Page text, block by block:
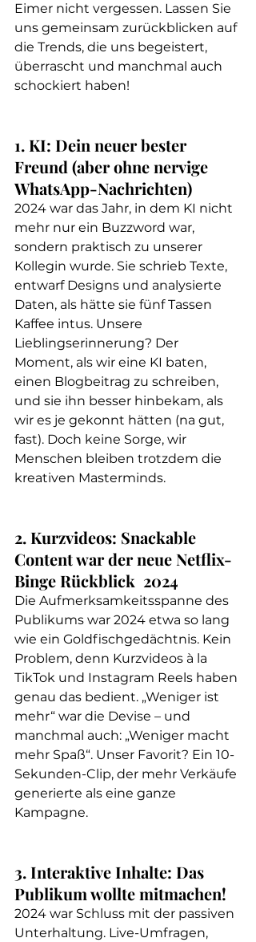
Eimer nicht vergessen. Lassen Sie
uns gemeinsam zurückblicken auf
die Trends, die uns begeistert,
überrascht und manchmal auch
schockiert haben!
1. KI: Dein neuer bester
Freund (aber ohne nervige
WhatsApp-Nachrichten)
2024 war das Jahr, in dem KI nicht
mehr nur ein Buzzword war,
sondern praktisch zu unserer
Kollegin wurde. Sie schrieb Texte,
entwarf Designs und analysierte
Daten, als hätte sie fünf Tassen
Kaffee intus. Unsere
Lieblingserinnerung? Der
Moment, als wir eine KI baten,
einen Blogbeitrag zu schreiben,
und sie ihn besser hinbekam, als
wir es je gekonnt hätten (na gut,
fast). Doch keine Sorge, wir
Menschen bleiben trotzdem die
kreativen Masterminds.
2. Kurzvideos: Snackable
Content war der neue Netflix-
Binge Rückblick  2024
Die Aufmerksamkeitsspanne des
Publikums war 2024 etwa so lang
wie ein Goldfischgedächtnis. Kein
Problem, denn Kurzvideos à la
TikTok und Instagram Reels haben
genau das bedient. „Weniger ist
mehr“ war die Devise – und
manchmal auch: „Weniger macht
mehr Spaß“. Unser Favorit? Ein 10-
Sekunden-Clip, der mehr Verkäufe
generierte als eine ganze
Kampagne.
3. Interaktive Inhalte: Das
Publikum wollte mitmachen!
2024 war Schluss mit der passiven
Unterhaltung. Live-Umfragen,